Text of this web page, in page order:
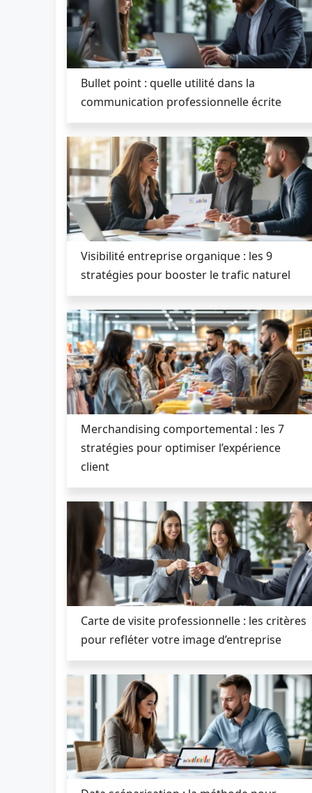
Bullet point : quelle utilité dans la
communication professionnelle écrite
Visibilité entreprise organique : les 9
stratégies pour booster le trafic naturel
Merchandising comportemental : les 7
stratégies pour optimiser l’expérience
client
Carte de visite professionnelle : les critères
pour refléter votre image d’entreprise